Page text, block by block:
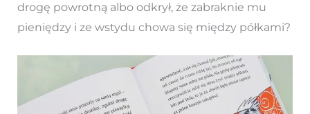
drogę powrotną albo odkrył, że zabraknie mu
pieniędzy i ze wstydu chowa się między półkami?